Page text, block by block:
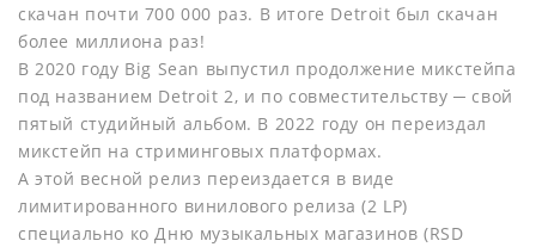
скачан почти 700 000 раз. В итоге Detroit был скачан
более миллиона раз!
В 2020 году Big Sean выпустил продолжение микстейпа
под названием Detroit 2, и по совместительству ─ свой
пятый студийный альбом. В 2022 году он переиздал
микстейп на стриминговых платформах.
А этой весной релиз переиздается в виде
лимитированного винилового релиза (2 LP)
специально ко Дню музыкальных магазинов (RSD